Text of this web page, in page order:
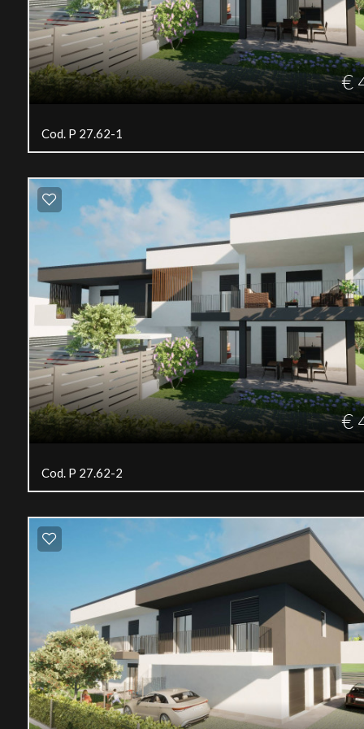
€
Cod. P 27.62-1
€
Cod. P 27.62-2